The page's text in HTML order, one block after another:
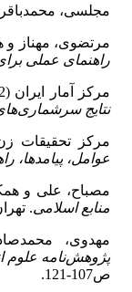
مجلسی، محمدباقر
مرتضوی، مهناز و
راهنمای عملی
مرکز آمار ایران (1392).
نتایج سرشماری‌های
مرکز تحقیقات زن و
عوامل، پیامدها،
مصباح، علی و
منابع اسلامی.
مهدوی،
پژوهش‌نامه علوم
ص107-121.